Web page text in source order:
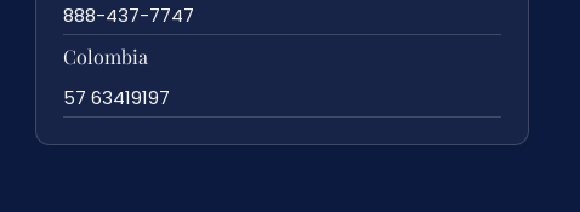
888-437-7747
Colombia
57 63419197